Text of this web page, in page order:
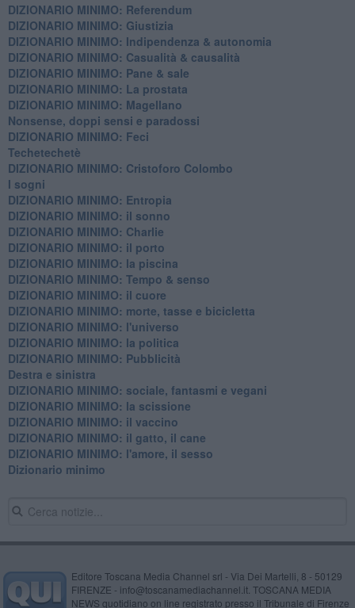
DIZIONARIO MINIMO: Referendum
DIZIONARIO MINIMO: Giustizia
DIZIONARIO MINIMO: ​Indipendenza & autonomia
DIZIONARIO MINIMO: ​Casualità & causalità
​DIZIONARIO MINIMO: Pane & sale
DIZIONARIO MINIMO: La prostata
​DIZIONARIO MINIMO: Magellano
Nonsense, doppi sensi e paradossi
DIZIONARIO MINIMO: Feci
Techetechetè
DIZIONARIO MINIMO: Cristoforo Colombo
I sogni
DIZIONARIO MINIMO: Entropia
DIZIONARIO MINIMO: il sonno
DIZIONARIO MINIMO: Charlie
DIZIONARIO MINIMO: il porto
DIZIONARIO MINIMO: la piscina
DIZIONARIO MINIMO: Tempo & senso
DIZIONARIO MINIMO: il cuore
DIZIONARIO MINIMO: morte, tasse e bicicletta
DIZIONARIO MINIMO: l'universo
DIZIONARIO MINIMO: la politica
DIZIONARIO MINIMO: Pubblicità
Destra e sinistra
DIZIONARIO MINIMO: sociale, fantasmi e vegani
DIZIONARIO MINIMO: la scissione
DIZIONARIO MINIMO: il vaccino
DIZIONARIO MINIMO: il gatto, il cane
DIZIONARIO MINIMO: l'amore, il sesso
Dizionario minimo
Editore Toscana Media Channel srl - Via Dei Martelli, 8 - 50129
FIRENZE - info@toscanamediachannel.it. TOSCANA MEDIA
NEWS quotidiano on line registrato presso il Tribunale di Firenze